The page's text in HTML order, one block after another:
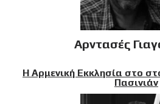
Αρντασές
Η Αρμενική Εκκλησία στο
Πασινιάν